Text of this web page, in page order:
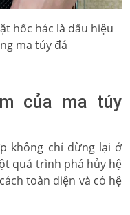
hốc hác là dấu hiệu
ma túy đá
của ma túy
không chỉ dừng lại ở
quá trình phá hủy hệ
toàn diện và có hệ